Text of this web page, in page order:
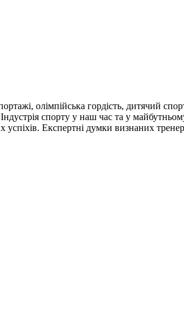
олімпійська гордість, дитячий
спорту у наш час та у
Експертні думки визнаних